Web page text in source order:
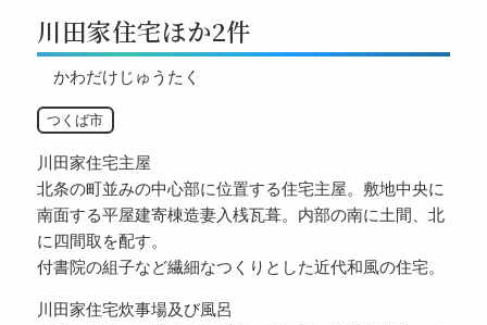
川田家住宅ほか2件
かわだけじゅうたく
つくば市
川田家住宅主屋
北条の町並みの中心部に位置する住宅主屋。敷地中央に
南面する平屋建寄棟造妻入桟瓦葺。内部の南に土間、北
に四間取を配す。
付書院の組子など繊細なつくりとした近代和風の住宅。
川田家住宅炊事場及び風呂